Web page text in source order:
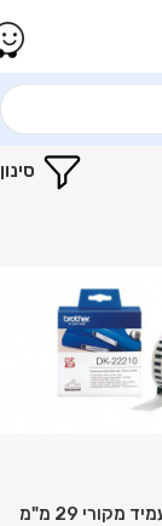
סינון
גליל נייר לבן עמיד מקורי 29 מ"מ